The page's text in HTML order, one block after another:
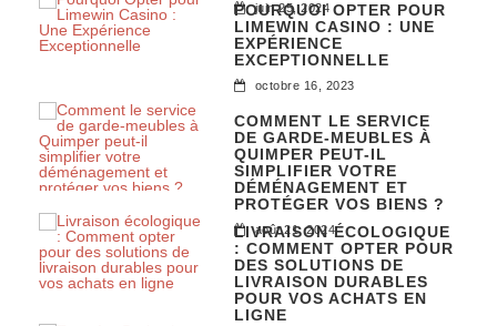
juin 25, 2024
POURQUOI OPTER POUR
LIMEWIN CASINO : UNE
EXPÉRIENCE
EXCEPTIONNELLE
octobre 16, 2023
COMMENT LE SERVICE
DE GARDE-MEUBLES À
QUIMPER PEUT-IL
SIMPLIFIER VOTRE
DÉMÉNAGEMENT ET
PROTÉGER VOS BIENS ?
août 21, 2024
LIVRAISON ÉCOLOGIQUE
: COMMENT OPTER POUR
DES SOLUTIONS DE
LIVRAISON DURABLES
POUR VOS ACHATS EN
LIGNE